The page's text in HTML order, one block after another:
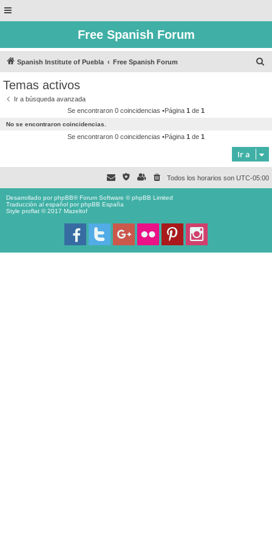
Free Spanish Forum
Spanish Institute of Puebla Free Spanish Forum
Temas activos
Ir a búsqueda avanzada
Se encontraron 0 coincidencias •Página 1 de 1
No se encontraron coincidencias.
Se encontraron 0 coincidencias •Página 1 de 1
Ir a
Todos los horarios son UTC-05:00
Desarrollado porphpBB® Forum Software © phpBB Limited
Traducción al español porphpBB España
Style proflat © 2017 Mazeltof